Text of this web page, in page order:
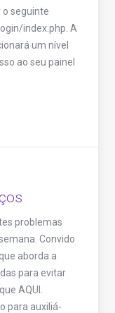
o seguinte
index.php. A
um nível
ao seu painel
problemas
Convido
aborda a
para evitar
AQUI.
para auxiliá-